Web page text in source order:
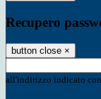
Recupero
button close ×
all'indirizzo indicato